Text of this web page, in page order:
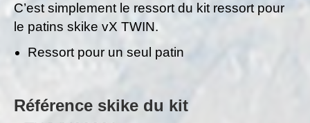
C’est simplement le ressort du kit ressort pour
le patins skike vX TWIN.
Ressort pour un seul patin
Référence skike du kit